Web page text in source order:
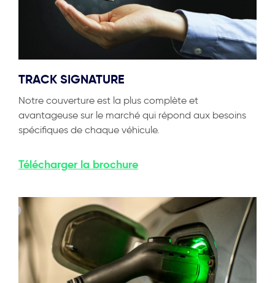
TRACK SIGNATURE
Notre couverture est la plus complète et
avantageuse sur le marché qui répond aux besoins
spécifiques de chaque véhicule.
Télécharger la brochure